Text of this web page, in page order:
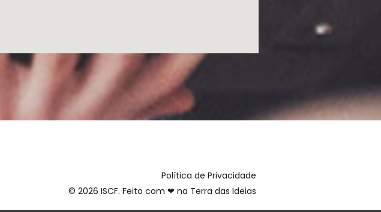
Política de Privacidade
© 2026 ISCF. Feito com ❤ na Terra das Ideias